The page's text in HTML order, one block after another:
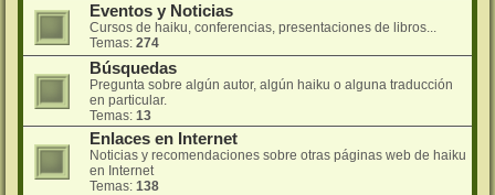
Eventos y Noticias
Cursos de haiku, conferencias, presentaciones de libros...
Temas: 274
Búsquedas
Pregunta sobre algún autor, algún haiku o alguna traducción
en particular.
Temas: 13
Enlaces en Internet
Noticias y recomendaciones sobre otras páginas web de haiku
en Internet
Temas: 138